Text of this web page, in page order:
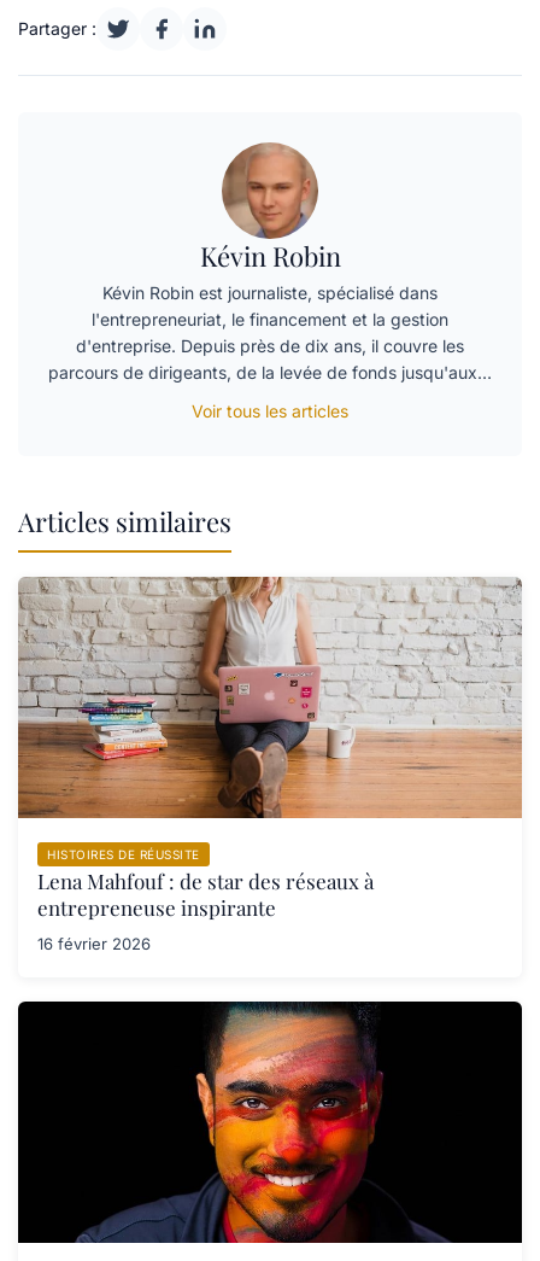
Partager :
Kévin Robin
Kévin Robin est journaliste, spécialisé dans
l'entrepreneuriat, le financement et la gestion
d'entreprise. Depuis près de dix ans, il couvre les
parcours de dirigeants, de la levée de fonds jusqu'aux…
Voir tous les articles
Articles similaires
HISTOIRES DE RÉUSSITE
Lena Mahfouf : de star des réseaux à
entrepreneuse inspirante
16 février 2026